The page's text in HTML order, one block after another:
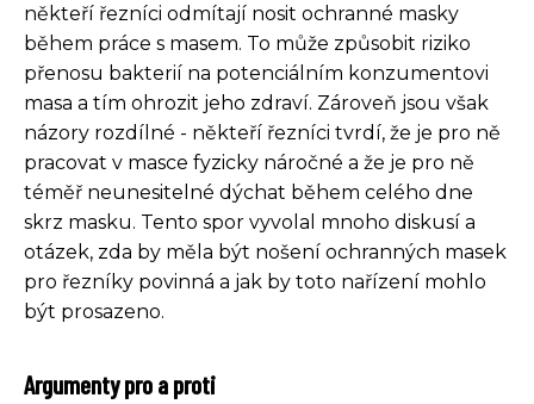
někteří řezníci odmítají nosit ochranné masky
během práce s masem. To může způsobit riziko
přenosu bakterií na potenciálním konzumentovi
masa a tím ohrozit jeho zdraví. Zároveň jsou však
názory rozdílné - někteří řezníci tvrdí, že je pro ně
pracovat v masce fyzicky náročné a že je pro ně
téměř neunesitelné dýchat během celého dne
skrz masku. Tento spor vyvolal mnoho diskusí a
otázek, zda by měla být nošení ochranných masek
pro řezníky povinná a jak by toto nařízení mohlo
být prosazeno.
Argumenty pro a proti